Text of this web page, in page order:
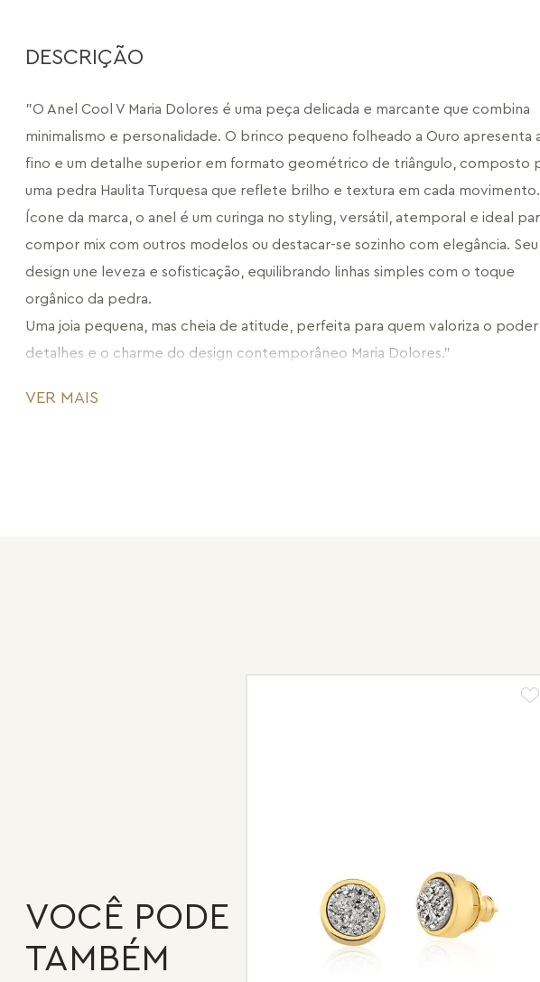
DESCRIÇÃO
"O Anel Cool V Maria Dolores é uma peça delicada e marcante que combina
minimalismo e personalidade. O brinco pequeno folheado a Ouro apresenta
fino e um detalhe superior em formato geométrico de triângulo, composto
uma pedra Haulita Turquesa que reflete brilho e textura em cada movimento.
Ícone da marca, o anel é um curinga no styling, versátil, atemporal e ideal
compor mix com outros modelos ou destacar-se sozinho com elegância. Seu
design une leveza e sofisticação, equilibrando linhas simples com o toque
orgânico da pedra.
Uma joia pequena, mas cheia de atitude, perfeita para quem valoriza o poder
detalhes e o charme do design contemporâneo Maria Dolores."
VER MAIS
VOCÊ PODE
TAMBÉM